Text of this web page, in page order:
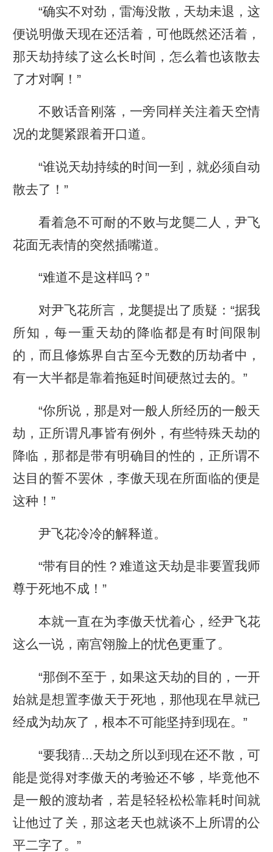
“确实不对劲，雷海没散，天劫未退，这
便说明傲天现在还活着，可他既然还活着，
那天劫持续了这么长时间，怎么着也该散去
了才对啊！”
不败话音刚落，一旁同样关注着天空情
况的龙龑紧跟着开口道。
“谁说天劫持续的时间一到，就必须自动
散去了！”
看着急不可耐的不败与龙龑二人，尹飞
花面无表情的突然插嘴道。
“难道不是这样吗？”
对尹飞花所言，龙龑提出了质疑：“据我
所知，每一重天劫的降临都是有时间限制
的，而且修炼界自古至今无数的历劫者中，
有一大半都是靠着拖延时间硬熬过去的。”
“你所说，那是对一般人所经历的一般天
劫，正所谓凡事皆有例外，有些特殊天劫的
降临，那都是带有明确目的性的，正所谓不
达目的誓不罢休，李傲天现在所面临的便是
这种！”
尹飞花冷冷的解释道。
“带有目的性？难道这天劫是非要置我师
尊于死地不成！”
本就一直在为李傲天忧着心，经尹飞花
这么一说，南宫翎脸上的忧色更重了。
“那倒不至于，如果这天劫的目的，一开
始就是想置李傲天于死地，那他现在早就已
经成为劫灰了，根本不可能坚持到现在。”
“要我猜...天劫之所以到现在还不散，可
能是觉得对李傲天的考验还不够，毕竟他不
是一般的渡劫者，若是轻轻松松靠耗时间就
让他过了关，那这老天也就谈不上所谓的公
平二字了。”